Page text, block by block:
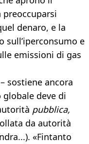
denaro, e la
sull’iperconsumo e
emissioni di gas
sostiene ancora
deve di
pubblica,
da autorità
«Fintanto